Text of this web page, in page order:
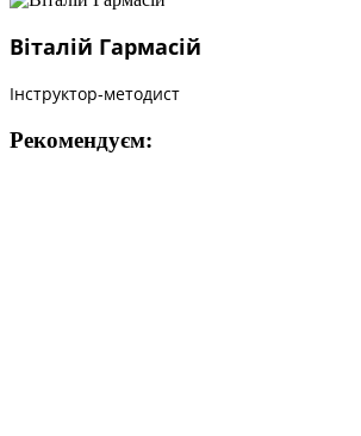
Віталій Гармасій
Інструктор-методист
Рекомендуєм: